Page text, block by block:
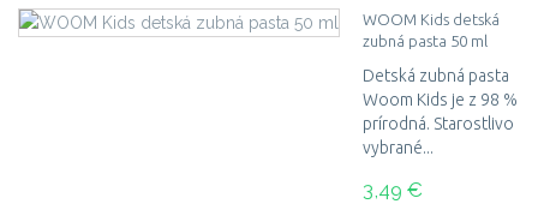
WOOM Kids detská
zubná pasta 50 ml
Detská zubná pasta
Woom Kids je z 98 %
prírodná. Starostlivo
vybrané...
3,49 €